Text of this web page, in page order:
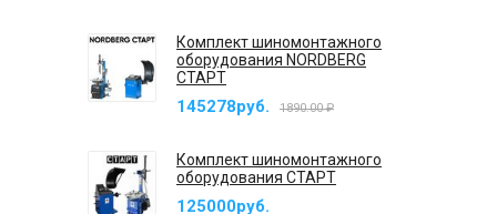
Комплект шиномонтажного
оборудования NORDBERG
СТАРТ
145278руб. 1890.00 ₽
Комплект шиномонтажного
оборудования СТАРТ
125000руб.